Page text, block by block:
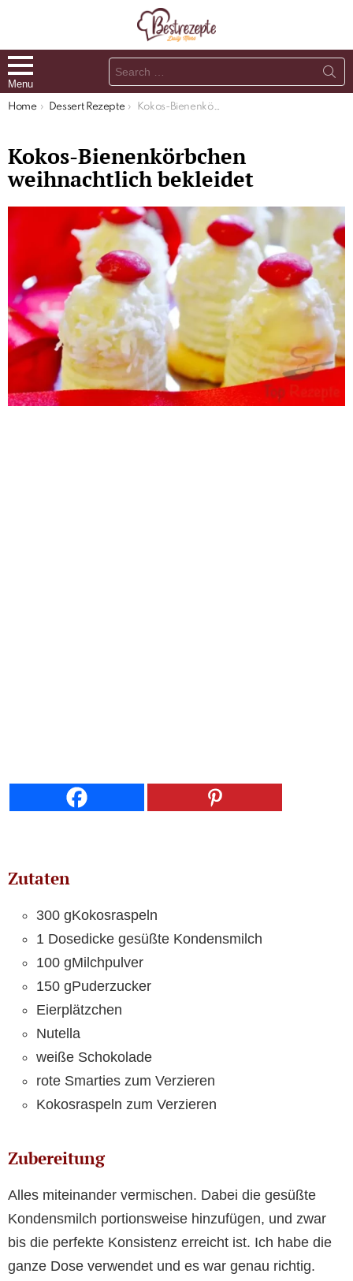
Menu
Search
for:
You are here:
Home Dessert Rezepte Kokos-Bienenkörbchen weihnachtlich bekleidet
Kokos-Bienenkörbchen
weihnachtlich bekleidet
Zutaten
300 gKokosraspeln
1 Dosedicke gesüßte Kondensmilch
100 gMilchpulver
150 gPuderzucker
Eierplätzchen
Nutella
weiße Schokolade
rote Smarties zum Verzieren
Kokosraspeln zum Verzieren
Zubereitung
Alles miteinander vermischen. Dabei die gesüßte
Kondensmilch portionsweise hinzufügen, und zwar
bis die perfekte Konsistenz erreicht ist. Ich habe die
ganze Dose verwendet und es war genau richtig.